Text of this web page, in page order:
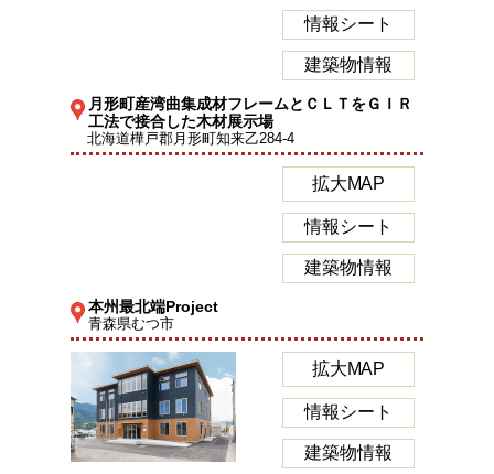
情報シート
建築物情報
月形町産湾曲集成材フレームとＣＬＴをＧＩＲ
工法で接合した木材展示場
北海道樺戸郡月形町知来乙284-4
拡大MAP
情報シート
建築物情報
本州最北端Project
青森県むつ市
拡大MAP
情報シート
建築物情報